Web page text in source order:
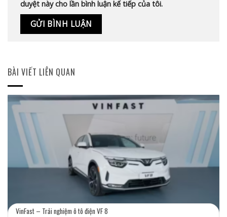
duyệt này cho lần bình luận kế tiếp của tôi.
BÀI VIẾT LIÊN QUAN
VinFast – Trải nghiệm ô tô điện VF 8